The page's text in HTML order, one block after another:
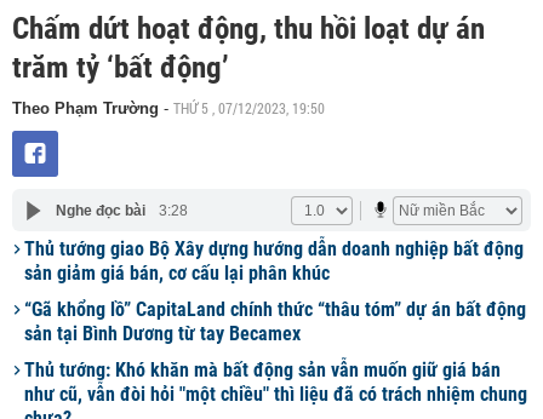
Chấm dứt hoạt động, thu hồi loạt dự án
trăm tỷ ‘bất động’
Theo Phạm Trường - THỨ 5 , 07/12/2023, 19:50
Nghe đọc bài 3:28
Thủ tướng giao Bộ Xây dựng hướng dẫn doanh nghiệp bất động
sản giảm giá bán, cơ cấu lại phân khúc
“Gã khổng lồ” CapitaLand chính thức “thâu tóm” dự án bất động
sản tại Bình Dương từ tay Becamex
Thủ tướng: Khó khăn mà bất động sản vẫn muốn giữ giá bán
như cũ, vẫn đòi hỏi "một chiều" thì liệu đã có trách nhiệm chung